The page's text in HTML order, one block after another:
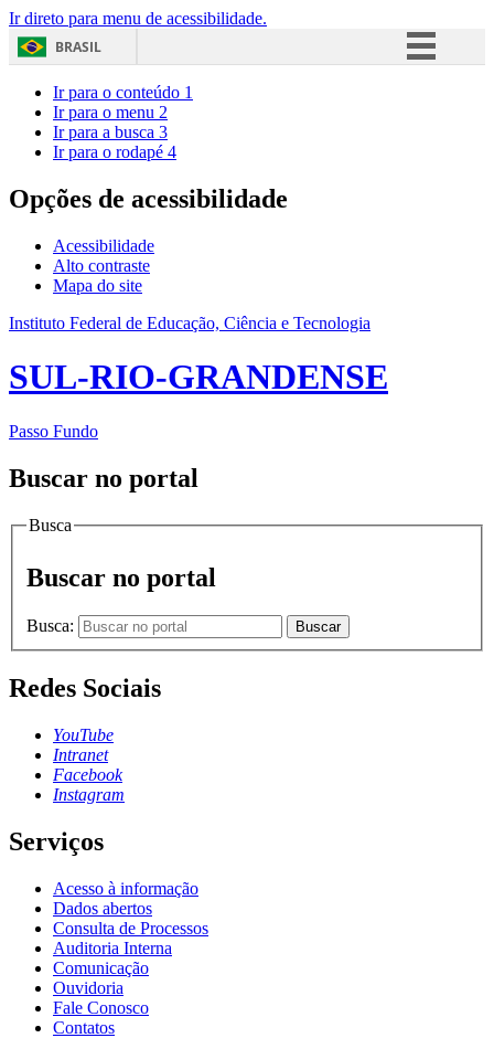
Ir direto para menu de acessibilidade.
BRASIL
Acesso à informação
Ir para o conteúdo 1
Ir para o menu 2
Ir para a busca 3
Ir para o rodapé 4
Opções de acessibilidade
Acessibilidade
Alto contraste
Mapa do site
Instituto Federal de Educação, Ciência e Tecnologia
SUL-RIO-GRANDENSE
Passo Fundo
Buscar no portal
Busca
Buscar no portal
Busca: Buscar
Redes Sociais
YouTube
Intranet
Facebook
Instagram
Serviços
Acesso à informação
Dados abertos
Consulta de Processos
Auditoria Interna
Comunicação
Ouvidoria
Fale Conosco
Contatos